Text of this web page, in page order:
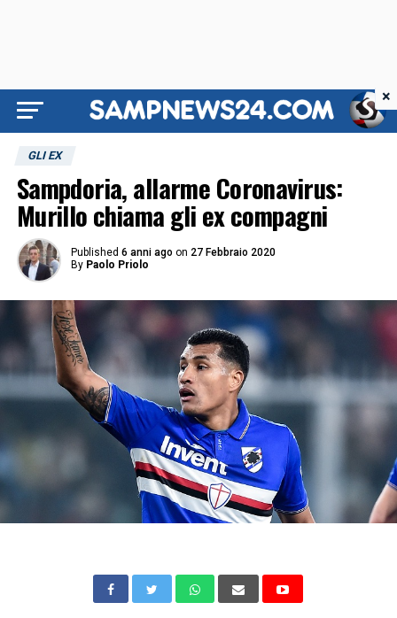
GLI EX
Sampdoria, allarme Coronavirus:
Murillo chiama gli ex compagni
Published 6 anni ago on 27 Febbraio 2020
By Paolo Priolo
×